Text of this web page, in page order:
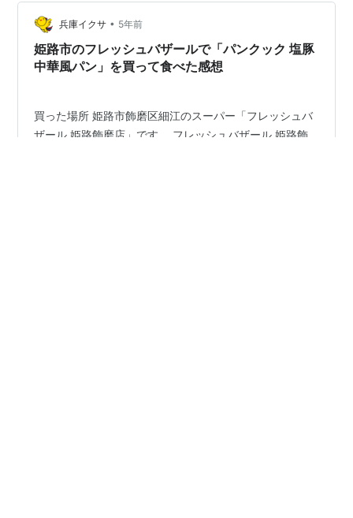
兵庫イクサ • 5年前
姫路市のフレッシュバザールで「パンクック 塩豚
中華風パン」を買って食べた感想